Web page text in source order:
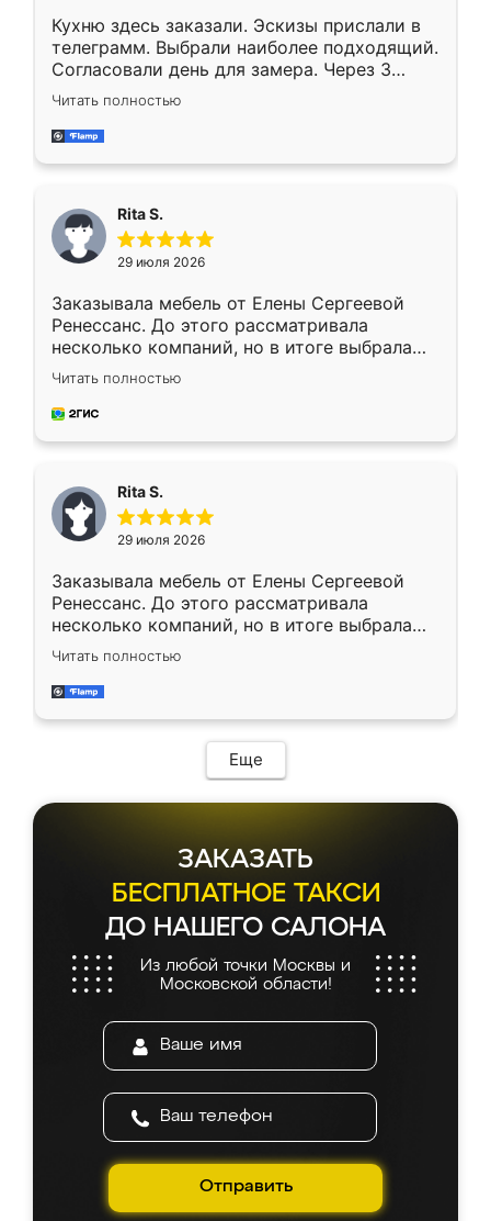
Кухню здесь заказали. Эскизы прислали в
телеграмм. Выбрали наиболее подходящий.
Согласовали день для замера. Через 3
недели кухня была уже готова. Остались
довольны работой. Спасибо Ренессанс
мебель за качественную работу!
Читать полностью
Rita S.
29 июля 2026
Заказывала мебель от Елены Сергеевой
Ренессанс. До этого рассматривала
несколько компаний, но в итоге выбрала
эту. Сначала обговорили условия, потом
приехал замерщик, всё спокойно объяснил
и снял размеры. Изготовили в срок, с
каких-либо доработок. Качеством осталась
довольна, все выглядит так, как и ожидала.
Читать полностью
Rita S.
29 июля 2026
Заказывала мебель от Елены Сергеевой
Ренессанс. До этого рассматривала
несколько компаний, но в итоге выбрала
эту. Сначала обговорили условия, потом
приехал замерщик, всё спокойно объяснил
и снял размеры. Изготовили в срок, с
мебель сразу встала на свое место без
каких-либо доработок. Качеством осталась
довольна, все выглядит так, как и ожидала.
Читать полностью
Еще
ЗАКАЗАТЬ
БЕСПЛАТНОЕ ТАКСИ
ДО НАШЕГО САЛОНА
Из любой точки Москвы и
Московской области!
Отправить